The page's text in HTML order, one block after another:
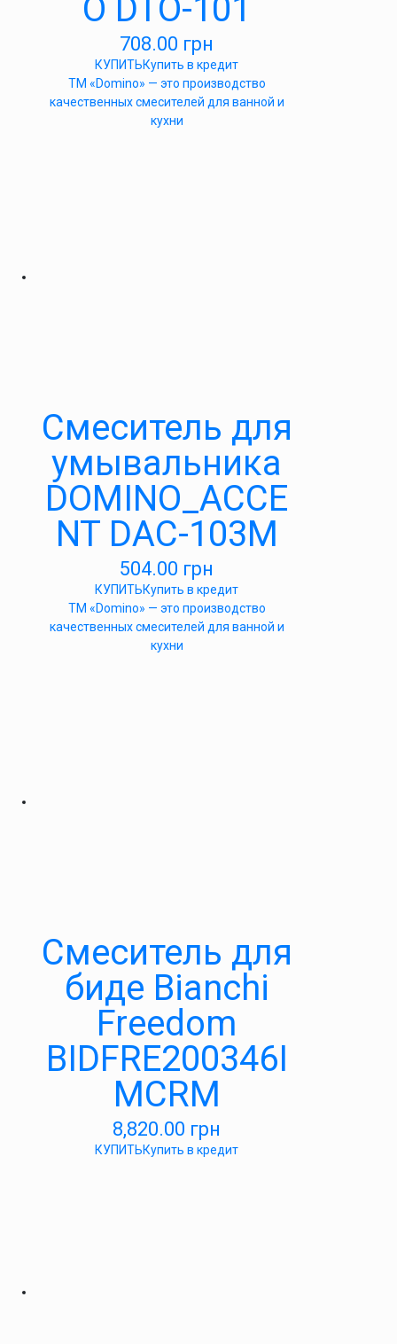
O DTO-101
708.00 грн
КУПИТЬКупить в кредит
ТМ «Domino» — это производство
качественных смесителей для ванной и
кухни
Cмеситель для
умывальника
DOMINO_ACCE
NT DAC-103M
504.00 грн
КУПИТЬКупить в кредит
ТМ «Domino» — это производство
качественных смесителей для ванной и
кухни
Смеситель для
биде Bianchi
Freedom
BIDFRE200346I
MCRM
8,820.00 грн
КУПИТЬКупить в кредит